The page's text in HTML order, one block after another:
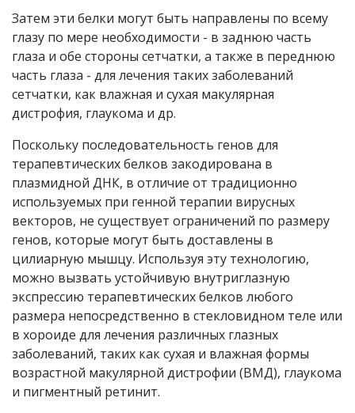
Затем эти белки могут быть направлены по всему
глазу по мере необходимости - в заднюю часть
глаза и обе стороны сетчатки, а также в переднюю
часть глаза - для лечения таких заболеваний
сетчатки, как влажная и сухая макулярная
дистрофия, глаукома и др.
Поскольку последовательность генов для
терапевтических белков закодирована в
плазмидной ДНК, в отличие от традиционно
используемых при генной терапии вирусных
векторов, не существует ограничений по размеру
генов, которые могут быть доставлены в
цилиарную мышцу. Используя эту технологию,
можно вызвать устойчивую внутриглазную
экспрессию терапевтических белков любого
размера непосредственно в стекловидном теле или
в хороиде для лечения различных глазных
заболеваний, таких как сухая и влажная формы
возрастной макулярной дистрофии (ВМД), глаукома
и пигментный ретинит.